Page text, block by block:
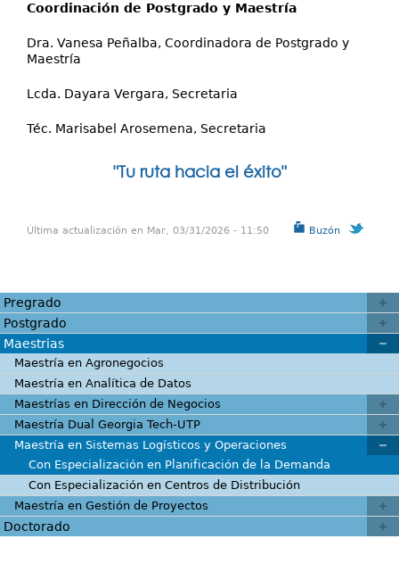
Coordinación de Postgrado y Maestría
Dra. Vanesa Peñalba, Coordinadora de Postgrado y
Maestría
Lcda. Dayara Vergara, Secretaria
Téc. Marisabel Arosemena, Secretaria
"Tu ruta hacia el éxito"
Buzón
Última actualización en Mar, 03/31/2026 - 11:50
Pregrado
Postgrado
Maestrias
Maestría en Agronegocios
Maestría en Analítica de Datos
Maestrías en Dirección de Negocios
Maestría Dual Georgia Tech-UTP
Maestría en Sistemas Logísticos y Operaciones
Con Especialización en Planificación de la Demanda
Con Especialización en Centros de Distribución
Maestría en Gestión de Proyectos
Doctorado